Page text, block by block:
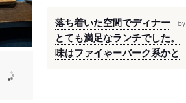
落ち着いた空間でディナー by
とても満足なランチでした。
味はファイゃーバーク系かと